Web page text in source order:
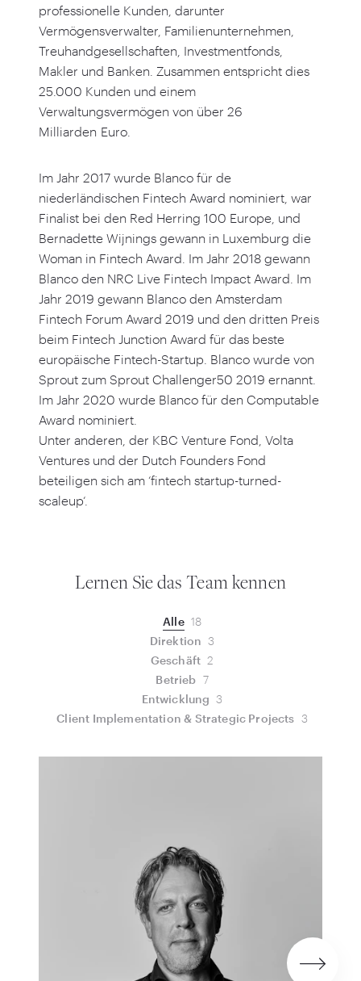
professionelle Kunden, darunter
Vermögensverwalter, Familienunternehmen,
Treuhandgesellschaften, Investmentfonds,
Makler und Banken. Zusammen entspricht dies
25 000 Kunden und einem
Verwaltungsvermögen von über 26
Milliarden Euro.
Im Jahr 2017 wurde Blanco für de
niederländischen Fintech Award nominiert, war
Finalist bei den Red Herring 100 Europe, und
Bernadette Wijnings gewann in Luxemburg die
Woman in Fintech Award. Im Jahr 2018 gewann
Blanco den NRC Live Fintech Impact Award. Im
Jahr 2019 gewann Blanco den Amsterdam
Fintech Forum Award 2019 und den dritten Preis
beim Fintech Junction Award für das beste
europäische Fintech-Startup. Blanco wurde von
Sprout zum Sprout Challenger50 2019 ernannt.
Im Jahr 2020 wurde Blanco für den Computable
Award nominiert.
Unter anderen, der KBC Venture Fond, Volta
Ventures und der Dutch Founders Fond
beteiligen sich am ‘fintech startup-turned-
scaleup‘.
Lernen Sie das Team kennen
Alle 18
Direktion 3
Geschäft 2
Betrieb 7
Entwicklung 3
Client Implementation & Strategic Projects 3